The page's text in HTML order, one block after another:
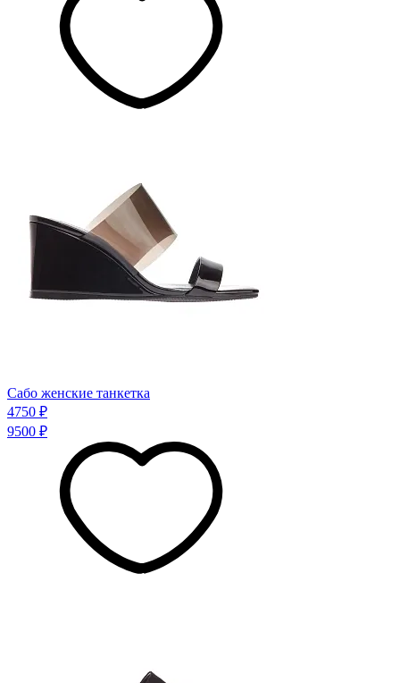
Сабо женские танкетка
4750 ₽
9500 ₽